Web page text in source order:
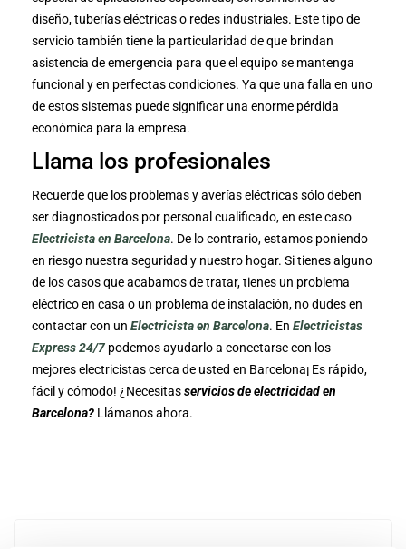
diseño, tuberías eléctricas o redes industriales. Este tipo de
servicio también tiene la particularidad de que brindan
asistencia de emergencia para que el equipo se mantenga
funcional y en perfectas condiciones. Ya que una falla en uno
de estos sistemas puede significar una enorme pérdida
económica para la empresa.
Llama los profesionales
Recuerde que los problemas y averías eléctricas sólo deben
ser diagnosticados por personal cualificado, en este caso
Electricista en Barcelona. De lo contrario, estamos poniendo
en riesgo nuestra seguridad y nuestro hogar. Si tienes alguno
de los casos que acabamos de tratar, tienes un problema
eléctrico en casa o un problema de instalación, no dudes en
contactar con un Electricista en Barcelona. En Electricistas
Express 24/7 podemos ayudarlo a conectarse con los
mejores electricistas cerca de usted en Barcelona¡ Es rápido,
fácil y cómodo! ¿Necesitasservicios de electricidad en
Barcelona? Llámanos ahora.